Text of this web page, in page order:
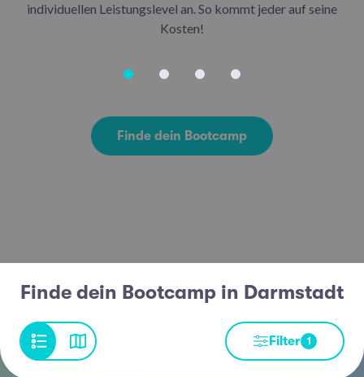
individuellen Leistungslevel an. So kommt jeder auf seine
Kosten!
Finde dein Bootcamp
Finde dein Bootcamp in Darmstadt
Filter 1